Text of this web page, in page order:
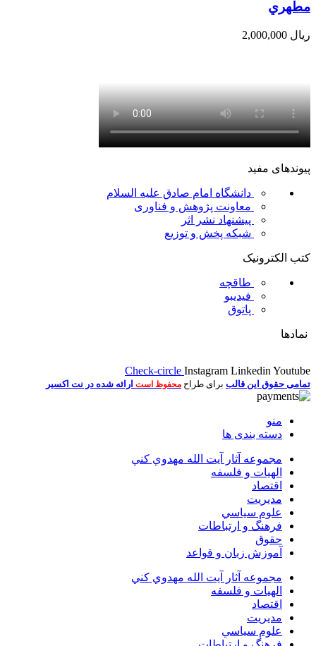
مطهري
ریال
پیوندهای مفید
دانشگاه امام صادق علیه السلام
معاونت پژوهش و فناوری
پیشنهاد نشر اثر
شبکه پخش و توزیع
کتب الکترونیک
طاقچه
فیدیبو
پاتوق
نمادها
Check-circle Instagram Linkedin Youtube
تمامی حقوق این قالب برای طراح محفوظ است ارائه شده در نت اکسیر
منو
دسته بندی ها
مجموعه آثار آيت الله مهدوي كني
الهیات و فلسفه
اقتصاد
مديريت
علوم سياسي
فرهنگ و ارتباطات
حقوق
آموزش زبان و قواعد
مجموعه آثار آيت الله مهدوي كني
الهیات و فلسفه
اقتصاد
مديريت
علوم سياسي